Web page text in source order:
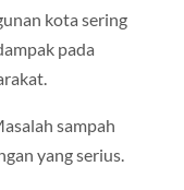
kota sering
pada
sampah
yang serius.